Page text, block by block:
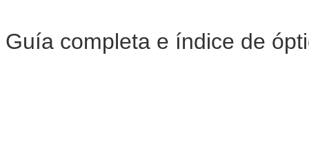
Guía completa e índice de